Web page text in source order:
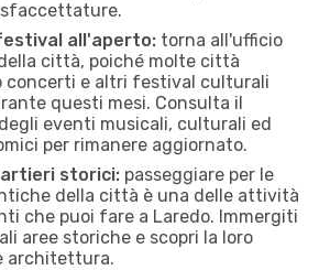
all'aperto: torna all'ufficio
città, poiché molte città
concerti e altri festival culturali
questi mesi. Consulta il
eventi musicali, culturali ed
per rimanere aggiornato.
storici: passeggiare per le
della città è una delle attività
che puoi fare a Laredo. Immergiti
aree storiche e scopri la loro
architettura.